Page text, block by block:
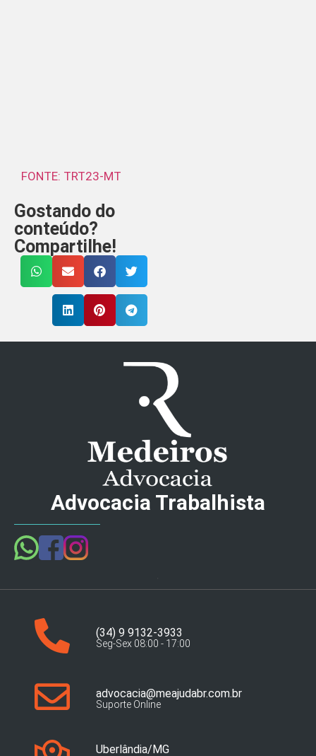
FONTE: TRT23-MT
Gostando do
conteúdo?
Compartilhe!
Advocacia Trabalhista
(34) 9 9132-3933
Seg-Sex 08:00 - 17:00
advocacia@meajudabr.com.br
Suporte Online
Uberlândia/MG